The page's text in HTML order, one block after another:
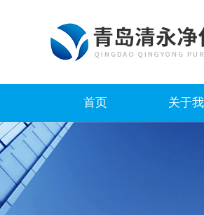
首页 关于